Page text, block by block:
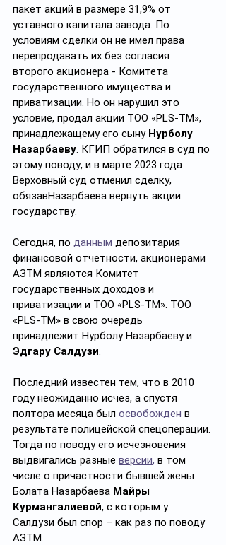
пакет акций в размере 31,9% от
уставного капитала завода. По
условиям сделки он не имел права
перепродавать их без согласия
второго акционера - Комитета
государственного имущества и
приватизации. Но он нарушил это
условие, продал акции ТОО «PLS-TM»,
принадлежащему его сыну Нурболу
Назарбаеву. КГИП обратился в суд по
этому поводу, и в марте 2023 года
Верховный суд отменил сделку,
обязавНазарбаева вернуть акции
государству.
Сегодня, по данным депозитария
финансовой отчетности, акционерами
АЗТМ являются Комитет
государственных доходов и
приватизации и ТОО «PLS-TM». ТОО
«PLS-TM» в свою очередь
принадлежит Нурболу Назарбаеву и
Эдгару Салдузи.
Последний известен тем, что в 2010
году неожиданно исчез, а спустя
полтора месяца был освобожден в
результате полицейской спецоперации.
Тогда по поводу его исчезновения
выдвигались разные версии, в том
числе о причастности бывшей жены
Болата Назарбаева Майры
Курмангалиевой, с которым у
Салдузи был спор – как раз по поводу
АЗТМ.